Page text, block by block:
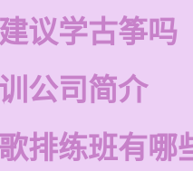
议学古筝吗
公司简介
排练班有哪